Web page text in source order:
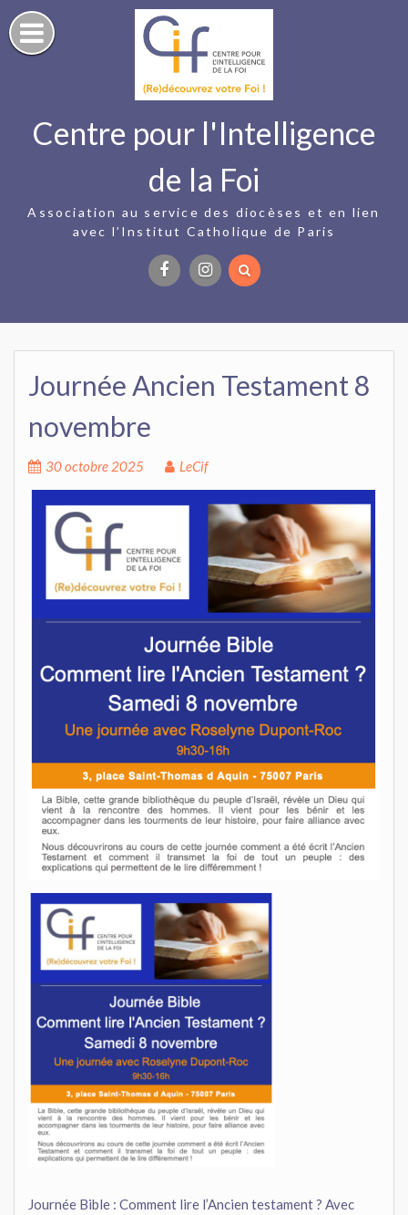
Skip
to
content
Centre pour l'Intelligence
de la Foi
Association au service des diocèses et en lien
avec l’Institut Catholique de Paris
Journée Ancien Testament 8
novembre
30 octobre 2025 LeCif
Journée Bible : Comment lire l’Ancien testament ? Avec